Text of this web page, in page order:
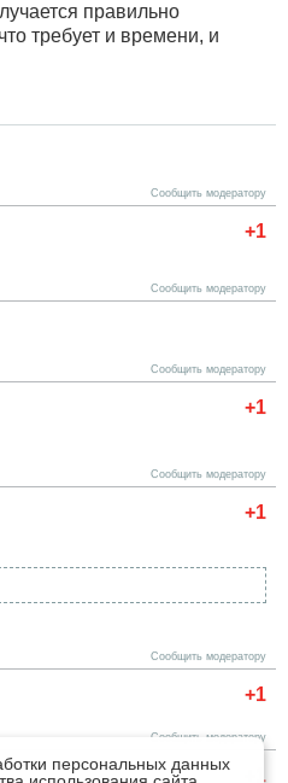
правильно
требует и времени, и
Сообщить модератору
+1
Сообщить модератору
Сообщить модератору
+1
Сообщить модератору
+1
Сообщить модератору
+1
Сообщить модератору
+1
персональных данных